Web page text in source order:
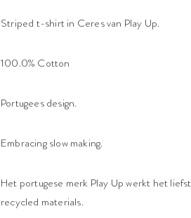
Striped t-shirt in Ceres van Play Up.
100.0% Cotton
Portugees design.
Embracing slow making.
Het portugese merk Play Up werkt het
recycled materials.